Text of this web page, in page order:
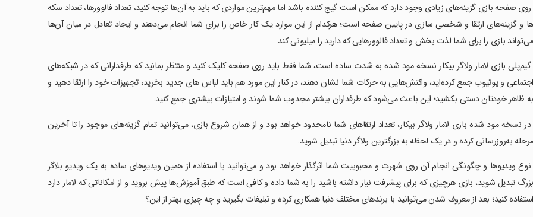
‏ روی صفحه بازی گزینه‌های زیادی وجود دارد که ممکن است گیج کننده باشد اما مهم‌ترین مواردی که باید به آن‌ها توجه کنید، تعداد فالوورها، تعداد سکه
ها و گزینه‌های ارتقا و شخصی سازی در پایین صفحه است؛ هرکدام از این موارد یک کار خاص را برای شما انجام می‌دهند و ایجاد تعادل در میان آن‌ها
می‌تواند بازی را برای شما لذت بخش و تعداد فالوورهایی که دارید را میلیونی کند.
‏ گیم‌پلی بازی لامار ولاگر بیکار نسخه مود شده به شدت ساده است، شما فقط باید روی صفحه کلیک کنید و منتظر بمانید که طرفدارانی که در شبکه‌های
اجتماعی و یوتیوب جمع کرده‌اید، واکنش‌هایی به حرکات شما نشان دهند، در کنار این مورد هم باید لباس های جدید بخرید، تجهیزات خود را ارتقا دهید و
به ظاهر خودتان دستی بکشید؛ این باعث می‌شود که طرفداران بیشتر مجدوب شما شوند و امتیازات بیشتری جمع کنید.
‏ در نسخه مود شده بازی لامار ولاگر بیکار، تعداد ارتقاهای شما نامحدود خواهد بود و از همان شروع بازی، می‌توانید تمام گزینه‌های موجود را تا آخرین
مرحله به‌روزرسانی کرده و در یک لحظه به بزرگترین ولاگر دنیا تبدیل شوید.
‏ نوع ویدیوها و چگونگی انجام آن روی شهرت و محبوبیت شما اثرگذار خواهد بود و می‌توانید با استفاده از همین ویدیوهای ساده به یک ویدیو بلاگر
بزرگ تبدیل شوید، بازی هرچیزی که برای پیشرفت نیاز داشته باشید را به شما داده و کافی است که طبق آموزش‌ها پیش بروید و از امکاناتی که لامار دارد
استفاده کنید؛ بعد از معروف شدن می‌توانید با برندهای مختلف دنیا همکاری کرده و تبلیغات بگیرید و چه چیزی بهتر از این؟